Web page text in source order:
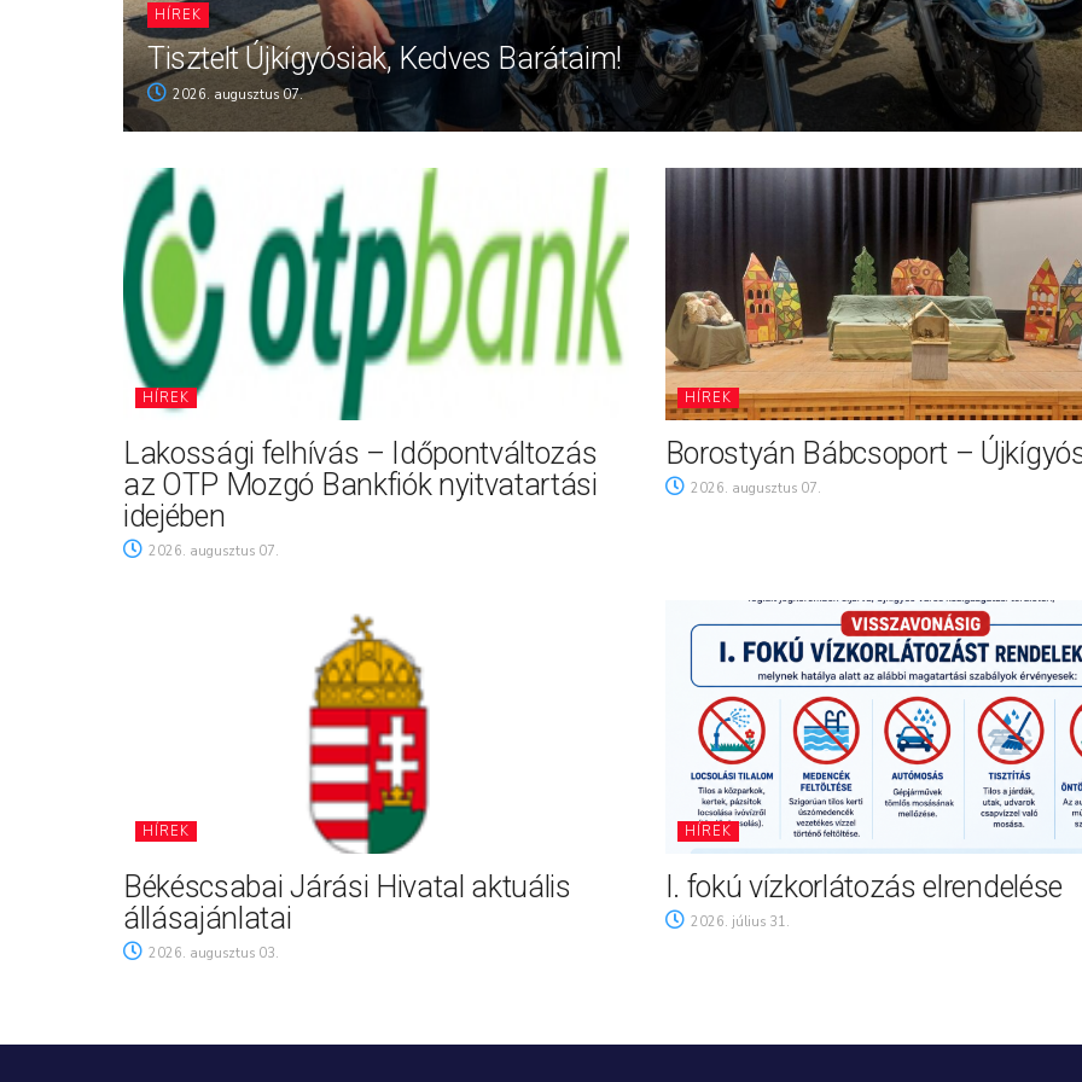
HÍREK
Tisztelt Újkígyósiak, Kedves Barátaim!
2026. augusztus 07.
HÍREK
Lakossági felhívás – Időpontváltozás
az OTP Mozgó Bankfiók nyitvatartási
idejében
2026. augusztus 07.
HÍREK
Borostyán Bábcsoport –
2026. augusztus 07.
HÍREK
Békéscsabai Járási Hivatal aktuális
állásajánlatai
2026. augusztus 03.
HÍREK
I. fokú vízkorlátozás elrendelése
2026. július 31.